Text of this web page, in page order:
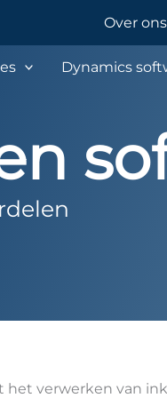
Over ons
Dynamics
verwerken van